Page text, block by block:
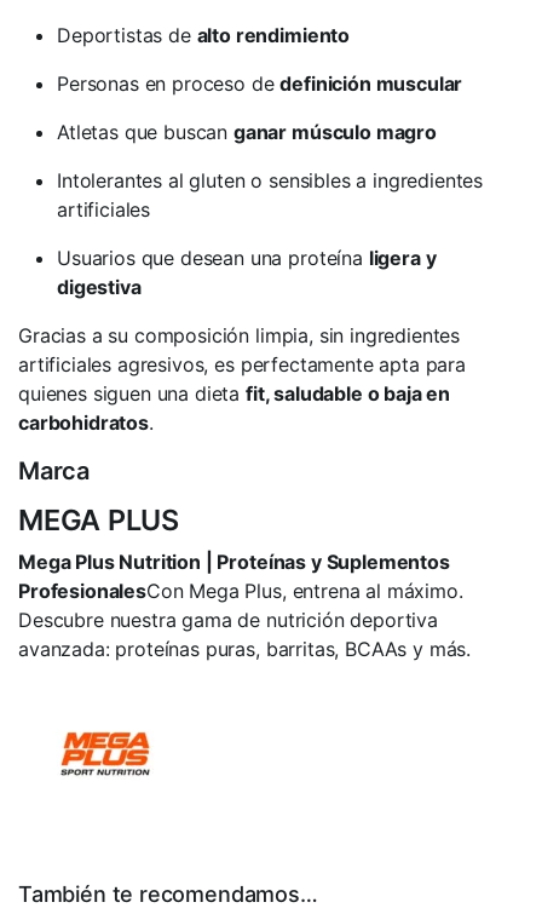
Deportistas de alto rendimiento
Personas en proceso dedefinición muscular
Atletas que buscan ganar músculo magro
Intolerantes al gluten o sensibles a ingredientes
artificiales
Usuarios que desean una proteína ligera y
digestiva
Gracias a su composición limpia, sin ingredientes
artificiales agresivos, es perfectamente apta para
quienes siguen una dieta fit, saludable o baja en
carbohidratos.
Marca
MEGA PLUS
Mega Plus Nutrition | Proteínas y Suplementos
ProfesionalesCon Mega Plus, entrena al máximo.
Descubre nuestra gama de nutrición deportiva
avanzada: proteínas puras, barritas, BCAAs y más.
También te recomendamos…